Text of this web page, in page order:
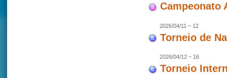
Campeonato
2026/04/11 ~ 12
Torneio de
2026/04/12 ~ 16
Torneio